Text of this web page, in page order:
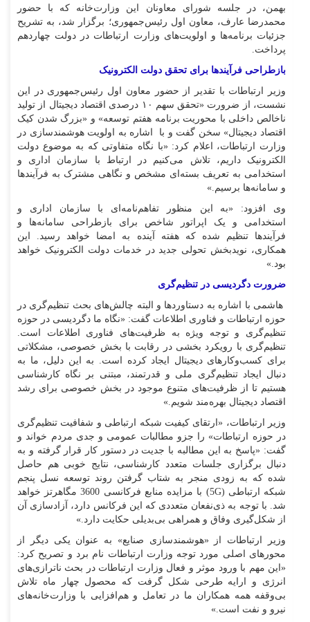
بهمن، در جلسه شورای معاونان این وزارت‌خانه که با حضور
محمدرضا عارف، معاون اول رئیس‌جمهوری؛ برگزار شد، به تشریح
جزئیات برنامه‌ها و اولویت‌های وزارت ارتباطات در دولت چهاردهم
پرداخت
بازطراحی فرآیندها برای تحقق دولت الکترونیک
وزیر ارتباطات با تقدیر از حضور معاون اول رئیس‌جمهوری در این
نشست، از ضرورت «تحقق سهم ۱۰ درصدی اقتصاد دیجیتال از تولید
ناخالص داخلی با محوریت برنامه هفتم توسعه» و «بزرگ شدن کیک
اقتصاد دیجیتال» سخن گفت و با اشاره به اولویت هوشمندسازی در
وزارت ارتباطات، اعلام کرد: «با نگاه متفاوتی که به موضوع دولت
الکترونیک داریم، تلاش می‌کنیم در ارتباط با سازمان اداری و
استخدامی به تعریف بسته‌ای مشخص و نگاهی مشترک به فرآیندها
و سامانه‌ها برسیم.»
وی افزود: «به این منظور تفاهم‌نامه‌ای با سازمان اداری و
استخدامی و یک اپراتور شاخص برای بازطراحی سامانه‌ها و
فرآیندها تنظیم شده که هفته آینده به امضا خواهد رسید. این
همکاری، نویدبخش تحولی جدید در خدمات دولت الکترونیک خواهد
بود.»
ضرورت دگردیسی در تنظیم‌گری
هاشمی با اشاره به دستاوردها و البته چالش‌های بحث تنظیم‌گری در
حوزه ارتباطات و فناوری اطلاعات گفت: «نگاه ما دگردیسی در حوزه
تنظیمگری و توجه ویژه به ظرفیت‌های فناوری اطلاعات است.
تنظیمگری با رویکرد بخشی در رقابت با بخش خصوصی، مشکلاتی
برای کسب‌وکارهای دیجیتال ایجاد کرده است. به این دلیل، ما به
دنبال ایجاد تنظیم‌گری ملی و قدرتمند، مبتنی بر نگاه کارشناسی
هستیم تا از ظرفیت‌های متنوع موجود در بخش خصوصی برای رشد
اقتصاد دیجیتال بهره‌مند شویم.»
وزیر ارتباطات، «ارتقای کیفیت شبکه ارتباطی و شفافیت تنظیم‌گری
در حوزه ارتباطات» را جزو مطالبات عمومی و جدی مردم خواند و
گفت: «پاسخ به این مطالبه با جدیت در دستور کار قرار گرفته و به
دنبال برگزاری جلسات متعدد کارشناسی، نتایج خوبی هم حاصل
شده که به زودی منجر به شتاب گرفتن روند توسعه نسل پنجم
شبکه ارتباطی (5G)
با مزایده منابع فرکانسی 3600 مگاهرتز خواهد
شد. با توجه به ذی‌نفعان متعددی که این فرکانس دارد، آزادسازی آن
از شکل‌گیری وفاق و همراهی بی‌بدیلی حکایت دارد.»
وزیر ارتباطات از «هوشمندسازی صنایع» به عنوان یکی دیگر از
محورهای اصلی مورد توجه وزارت ارتباطات نام برد و تصریح کرد:
«این مهم با ورود موثر و فعال وزارت ارتباطات در بحث ناترازی‌های
انرژی و ارایه طرحی شکل گرفت که محصول چهار ماه تلاش
بی‌وقفه همه همکاران ما در تعامل و هم‌افزایی با وزارتخانههای
نیرو و نفت است.»